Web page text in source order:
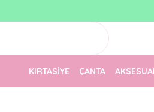
KIRTASİYE ÇANTA